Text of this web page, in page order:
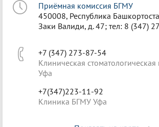
Приёмная комиссия БГМУ
450008, Республика
Заки Валиди, д. 47; тел: 8 (347)
+7 (347) 273-87-54
Клиническая
Уфа
+7(347)223-11-92
Клиника БГМУ Уфа